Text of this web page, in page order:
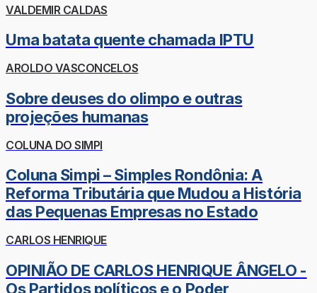
VALDEMIR CALDAS
Uma batata quente chamada IPTU
AROLDO VASCONCELOS
Sobre deuses do olimpo e outras
projeções humanas
COLUNA DO SIMPI
Coluna Simpi – Simples Rondônia: A
Reforma Tributária que Mudou a História
das Pequenas Empresas no Estado
CARLOS HENRIQUE
OPINIÃO DE CARLOS HENRIQUE ÂNGELO -
Os Partidos políticos e o Poder